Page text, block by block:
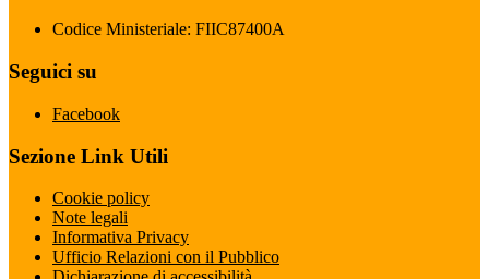
Codice Ministeriale: FIIC87400A
Seguici su
Facebook
Sezione Link Utili
Cookie policy
Note legali
Informativa Privacy
Ufficio Relazioni con il Pubblico